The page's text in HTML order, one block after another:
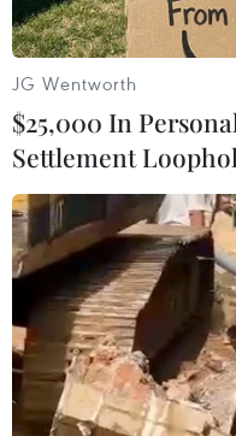
trường ngoại hối.
JG Wentworth
$25,000 In
Settlement